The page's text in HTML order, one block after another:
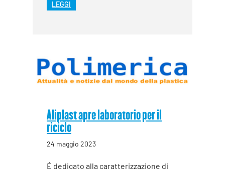
LEGGI
Aliplast apre laboratorio per il
riciclo
24 maggio 2023
É dedicato alla caratterizzazione di